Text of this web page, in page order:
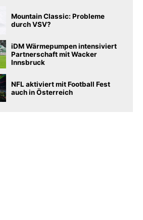
Mountain Classic: Probleme
durch VSV?
iDM Wärmepumpen intensiviert
Partnerschaft mit Wacker
Innsbruck
NFL aktiviert mit Football Fest
auch in Österreich